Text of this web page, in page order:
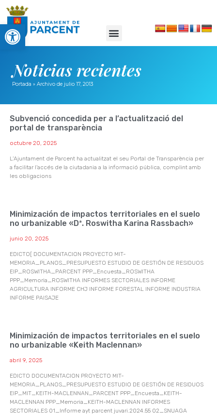
Abrir barra de herramientas
Noticias recientes
Portada » Archivo de julio 17, 2013
Subvenció concedida per a l’actualització del
portal de transparència
octubre 20, 2025
L’Ajuntament de Parcent ha actualitzat el seu Portal de Transparència per
a facilitar l’accés de la ciutadania a la informació pública, complint amb
les obligacions
Minimización de impactos territoriales en el suelo
no urbanizable «Dª. Roswitha Karina Rassbach»
junio 20, 2025
EDICTO[ DOCUMENTACION PROYECTO MIT-
MEMORIA_PLANOS_PRESUPUESTO ESTUDIO DE GESTIÓN DE RESIDUOS
EIP_ROSWITHA_PARCENT PPP_Encuesta_ROSWITHA
PPP_Memoria_ROSWITHA INFORMES SECTORIALES INFORME
AGRICULTURA INFORME CHJ INFORME FORESTAL INFORME INDUSTRIA
INFORME PAISAJE
Minimización de impactos territoriales en el suelo
no urbanizable «Keith Maclennan»
abril 9, 2025
EDICTO DOCUMENTACION PROYECTO MIT-
MEMORIA_PLANOS_PRESUPUESTO ESTUDIO DE GESTIÓN DE RESIDUOS
EIP_MIT_KEITH-MACLENNAN_PARCENT PPP_Encuesta_KEITH-
MACLENNAN PPP_Memoria_KEITH-MACLENNAN INFORMES
SECTORIALES 01_Informe ayt parcent juvari.2024.55 02_SNUAGA